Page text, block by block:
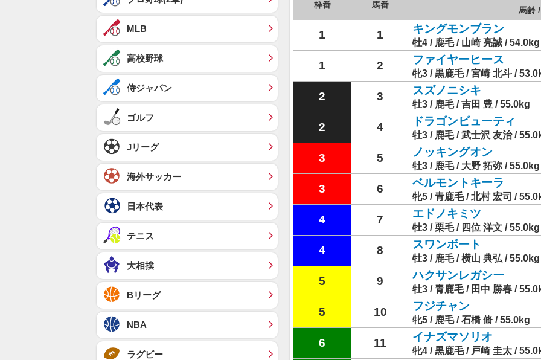
枠番 馬番
馬齢
1 1 キングモンブラン
牡4 / 鹿毛 / 山崎 亮誠 / 54.0kg
1 2 ファイヤーヒース
牝3 / 黒鹿毛 / 宮崎 北斗 /
2 3 スズノニシキ
牡3 / 鹿毛 / 吉田 豊 / 55.0kg
2 4 ドラゴンビューティ
牡3 / 鹿毛 / 武士沢 友治 /
3 5 ノッキングオン
牡3 / 鹿毛 / 大野 拓弥 / 55.0kg
3 6 ベルモントキーラ
牝5 / 青鹿毛 / 北村 宏司 /
4 7 エドノキミツ
牡3 / 栗毛 / 四位 洋文 / 55.0kg
4 8 スワンボート
牡3 / 鹿毛 / 横山 典弘 / 55.0kg
5 9 ハクサンレガシー
牡3 / 青鹿毛 / 田中 勝春 /
5 10 フジチャン
牝5 / 鹿毛 / 石橋 脩 / 55.0kg
6 11 イナズマソリオ
牝4 / 黒鹿毛 / 戸崎 圭太 /
MLB
高校野球
侍ジャパン
ゴルフ
Jリーグ
海外サッカー
日本代表
テニス
大相撲
Bリーグ
NBA
ラグビー